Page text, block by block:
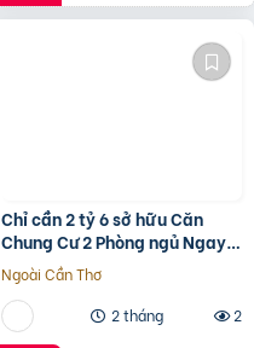
Chỉ cần 2 tỷ 6 sở hữu Căn
Chung Cư 2 Phòng ngủ Ngay
Bình Tân gần Aeon Tân Phú
Ngoài Cần Thơ
2 tháng
2